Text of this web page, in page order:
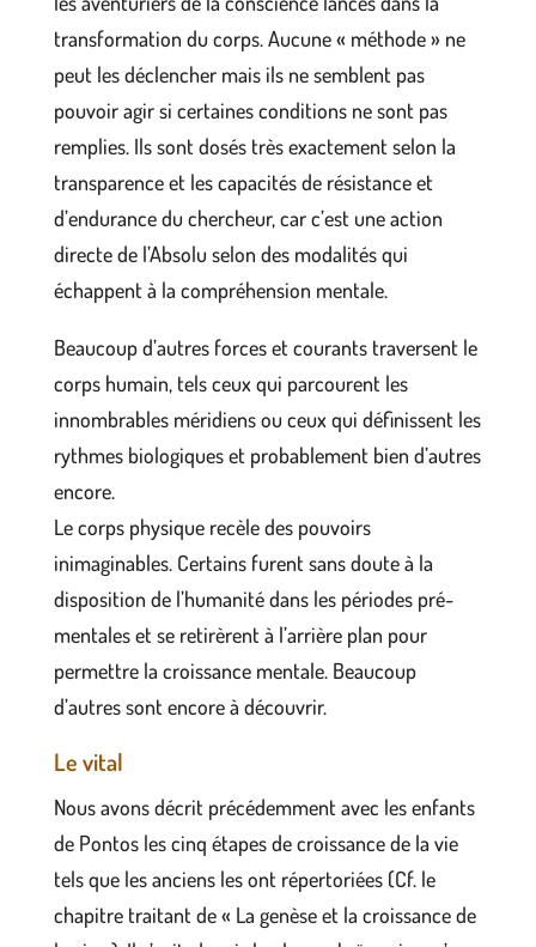
transformation du corps. Aucune « méthode » ne
peut les déclencher mais ils ne semblent pas
pouvoir agir si certaines conditions ne sont pas
remplies. Ils sont dosés très exactement selon la
transparence et les capacités de résistance et
d’endurance du chercheur, car c’est une action
directe de l’Absolu selon des modalités qui
échappent à la compréhension mentale.
Beaucoup d’autres forces et courants traversent le
corps humain, tels ceux qui parcourent les
innombrables méridiens ou ceux qui définissent les
rythmes biologiques et probablement bien d’autres
encore.
Le corps physique recèle des pouvoirs
inimaginables. Certains furent sans doute à la
disposition de l’humanité dans les périodes pré-
mentales et se retirèrent à l’arrière plan pour
permettre la croissance mentale. Beaucoup
d’autres sont encore à découvrir.
Le vital
Nous avons décrit précédemment avec les enfants
de Pontos les cinq étapes de croissance de la vie
tels que les anciens les ont répertoriées (Cf. le
chapitre traitant de « La genèse et la croissance de